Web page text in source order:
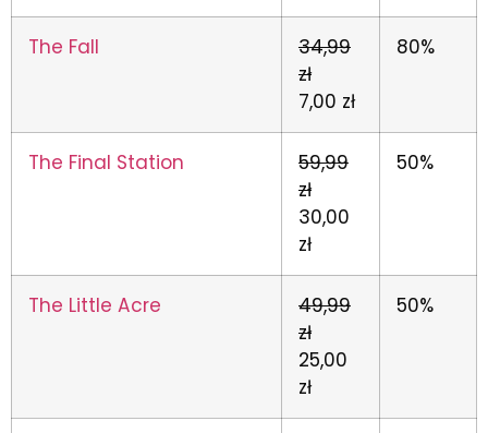
The Fall
34,99
zł
7,00 zł
80%
The Final Station
59,99
zł
30,00
zł
50%
The Little Acre
49,99
zł
25,00
zł
50%